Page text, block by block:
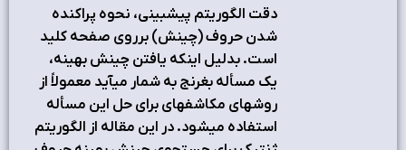
دقت الگوريتم پيشبيني، نحوه پراكنده
شدن حروف (چينش) برروي صفحه كليد
است. بدليل اينكه يافتن چينش بهينه،
يك مسأله بغرنج به شمار ميآيد معمولاً از
روشهاي مكاشفهاي براي حل اين مسأله
استفاده ميشود. در اين مقاله از الگوريتم